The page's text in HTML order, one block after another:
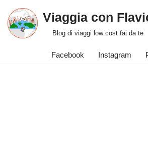
Vai
Viaggia con
Blog di viaggi low cost fai da te
Facebook Instagram